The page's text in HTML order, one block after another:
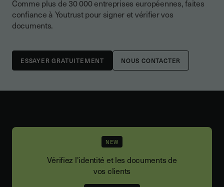
Comme plus de 30 000 entreprises européennes, faites
confiance à Youtrust pour signer et vérifier vos
documents.
NOUS CONTACTER
NEW
Vérifiez l'identité et les documents de
vos clients